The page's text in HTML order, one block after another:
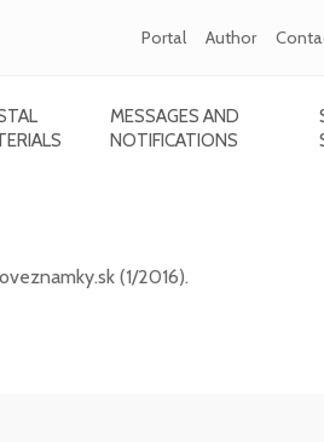
Portal Author
MESSAGES AND
NOTIFICATIONS
(1/2016).